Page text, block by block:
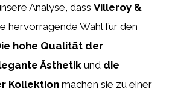
Analyse, dass Villeroy &
hervorragende Wahl für den
hohe Qualität der
Ästhetik und die
Kollektion machen sie zu einer